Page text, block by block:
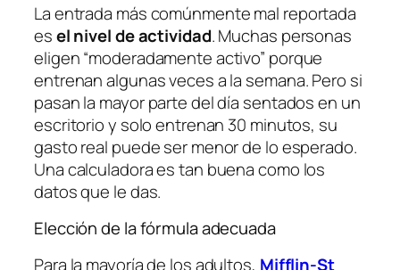
La entrada más comúnmente mal reportada
esel nivel de actividad. Muchas personas
eligen “moderadamente activo” porque
entrenan algunas veces a la semana. Pero si
pasan la mayor parte del día sentados en un
escritorio y solo entrenan 30 minutos, su
gasto real puede ser menor de lo esperado.
Una calculadora es tan buena como los
datos que le das.
Elección de la fórmula adecuada
Para la mayoría de los adultos, Mifflin-St